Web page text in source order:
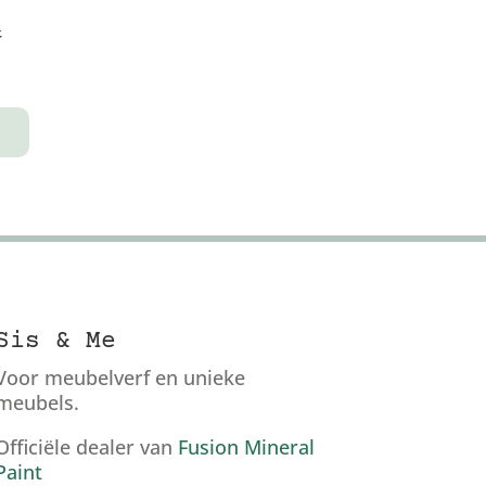
& Me
meubelverf en unieke
dealer van Fusion Mineral